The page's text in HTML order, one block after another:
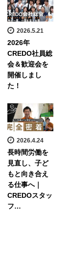
2026.5.21
2026年
CREDO社員総
会＆歓迎会を
開催しまし
た！
2026.4.24
長時間労働を
見直し、子ど
もと向き合え
る仕事へ｜
CREDOスタッ
フ…